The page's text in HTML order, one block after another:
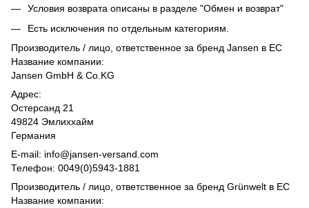
Условия возврата описаны в разделе "Обмен и возврат"
Есть исключения по отдельным категориям.
Производитель / лицо, ответственное за бренд Jansen в ЕС
Название компании:
Jansen GmbH & Co.KG
Адрес:
Остерсанд 21
49824 Эмлиххайм
Германия
E-mail: info@jansen-versand.com
Телефон: 0049(0)5943-1881
Производитель / лицо, ответственное за бренд Grünwelt в ЕС
Название компании: